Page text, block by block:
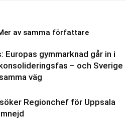
av samma författare
Europas gymmarknad går in i
– och Sverige
väg
Regionchef för Uppsala